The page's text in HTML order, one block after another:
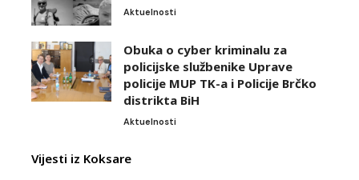
Aktuelnosti
Obuka o cyber kriminalu za
policijske službenike Uprave
policije MUP TK-a i Policije Brčko
distrikta BiH
Aktuelnosti
Vijesti iz Koksare